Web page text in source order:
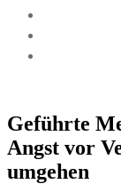
Geführte
Angst vor
umgehen